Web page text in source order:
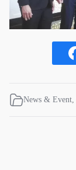
News & Event,